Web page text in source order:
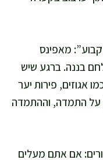
מאפינס
לחם בננה. ברגע שיש
אגוזים, פירות יער
על התמדה, וההתמדה
אם אתם מעלים